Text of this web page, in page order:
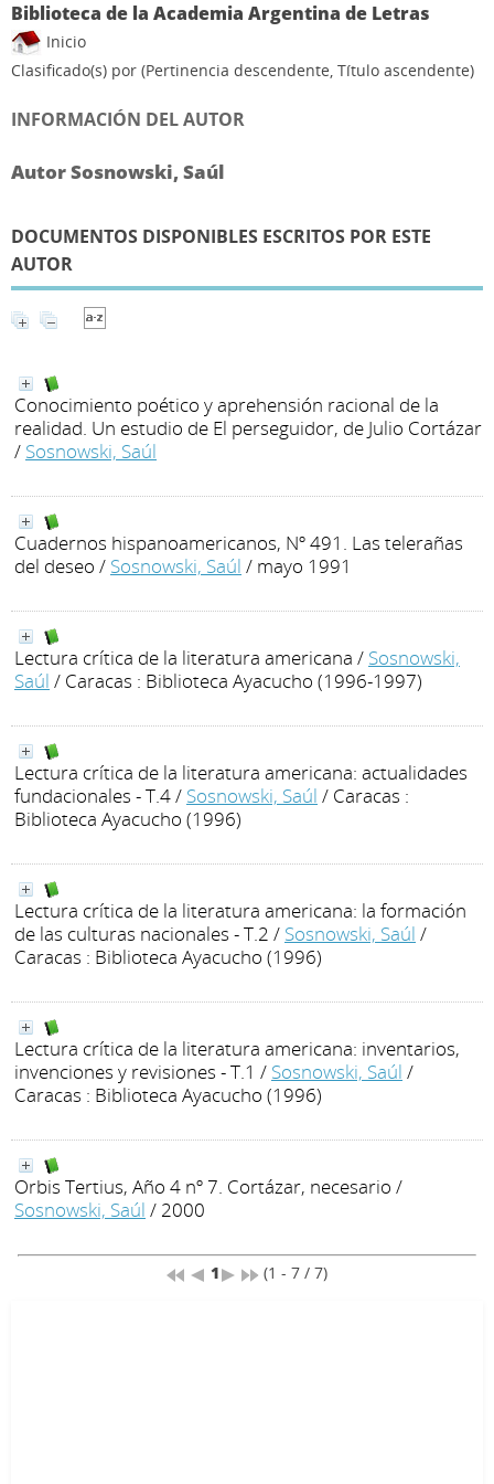
Biblioteca de la Academia Argentina de Letras
Inicio
Clasificado(s) por (Pertinencia descendente, Título ascendente)
INFORMACIÓN DEL AUTOR
Autor Sosnowski, Saúl
DOCUMENTOS DISPONIBLES ESCRITOS POR ESTE
AUTOR
Conocimiento poético y aprehensión racional de la
realidad. Un estudio de El perseguidor, de Julio Cortázar
/ Sosnowski, Saúl
Cuadernos hispanoamericanos, Nº 491. Las telerañas
del deseo / Sosnowski, Saúl / mayo 1991
Lectura crítica de la literatura americana / Sosnowski,
Saúl / Caracas : Biblioteca Ayacucho (1996-1997)
Lectura crítica de la literatura americana: actualidades
fundacionales - T.4/ Sosnowski, Saúl / Caracas :
Biblioteca Ayacucho (1996)
Lectura crítica de la literatura americana: la formación
de las culturas nacionales - T.2 / Sosnowski, Saúl /
Caracas : Biblioteca Ayacucho (1996)
Lectura crítica de la literatura americana: inventarios,
invenciones y revisiones - T.1 / Sosnowski, Saúl /
Caracas : Biblioteca Ayacucho (1996)
Orbis Tertius, Año 4 nº 7. Cortázar, necesario /
Sosnowski, Saúl / 2000
1 (1 - 7 / 7)